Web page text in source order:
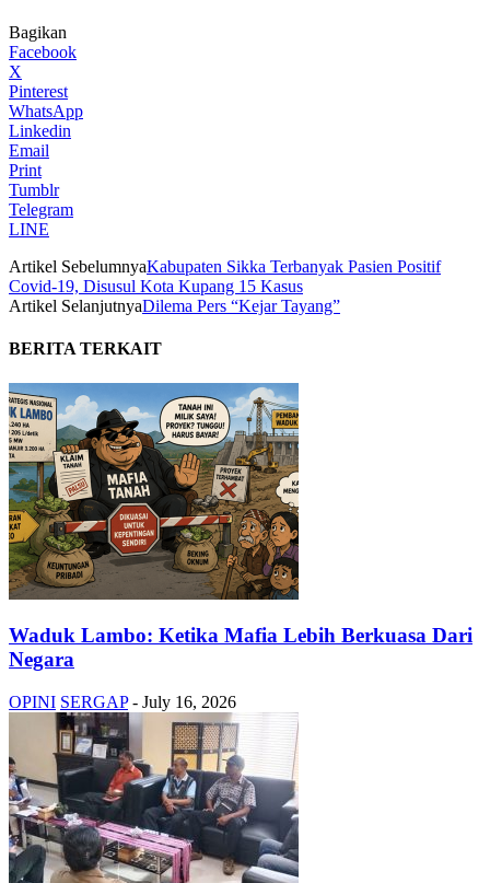
Bagikan
Facebook
X
Pinterest
WhatsApp
Linkedin
Email
Print
Tumblr
Telegram
LINE
Artikel SebelumnyaKabupaten Sikka Terbanyak Pasien Positif
Covid-19, Disusul Kota Kupang 15 Kasus
Artikel SelanjutnyaDilema Pers “Kejar Tayang”
BERITA TERKAIT
Waduk Lambo: Ketika Mafia Lebih Berkuasa Dari
Negara
OPINI SERGAP - July 16, 2026